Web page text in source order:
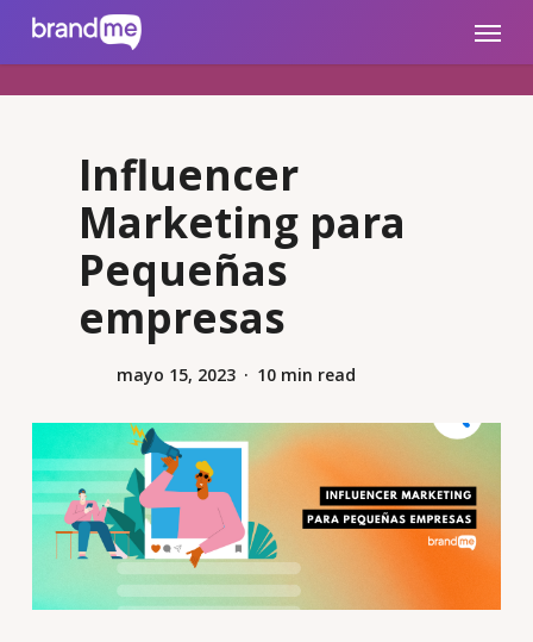
brandme.la Menu
Influencer
Marketing para
Pequeñas
empresas
mayo 15, 2023 10 min read